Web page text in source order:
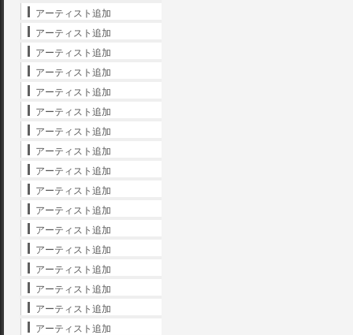
アーティスト追加
アーティスト追加
アーティスト追加
アーティスト追加
アーティスト追加
アーティスト追加
アーティスト追加
アーティスト追加
アーティスト追加
アーティスト追加
アーティスト追加
アーティスト追加
アーティスト追加
アーティスト追加
アーティスト追加
アーティスト追加
アーティスト追加